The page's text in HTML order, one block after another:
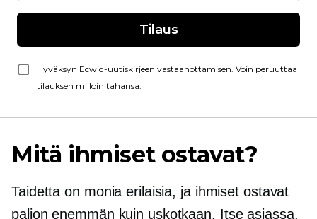
Tilaus
Hyväksyn Ecwid-uutiskirjeen vastaanottamisen. Voin peruuttaa
tilauksen milloin tahansa.
Mitä ihmiset ostavat?
Taidetta on monia erilaisia, ja ihmiset ostavat
paljon enemmän kuin uskotkaan. Itse asiassa,